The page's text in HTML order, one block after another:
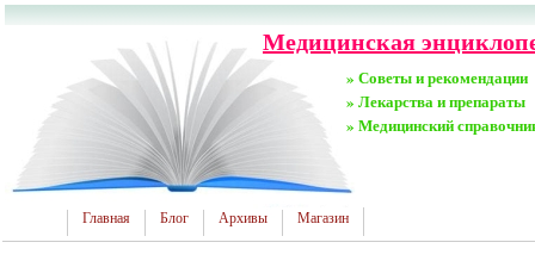
Медицинская
» Советы и рекомендации
» Лекарства и препараты
» Медицинский
Главная Блог Архивы Магазин